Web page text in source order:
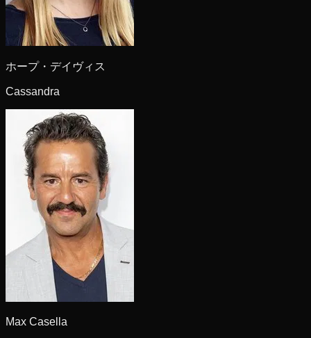
ホープ・デイヴィス
Cassandra
Max Casella